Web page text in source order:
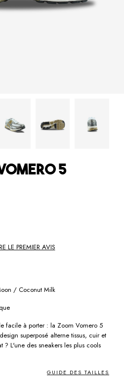
5
LE PREMIER AVIS
/ Coconut Milk
facile à porter : la Zoom Vomero 5
superposé alterne tissus, cuir et
? L'une des sneakers les plus cools
GUIDE DES TAILLES